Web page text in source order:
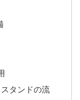
タンドの流